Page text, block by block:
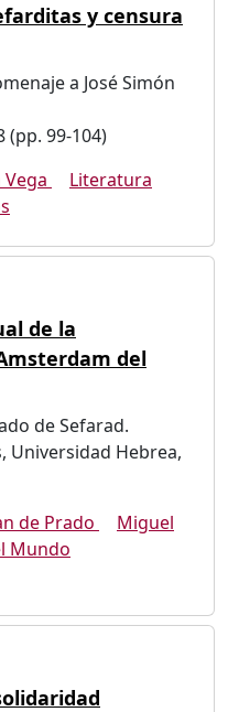
y censura
a José Simón
(pp. 99-104)
Vega
Literatura
de la
del
de Sefarad.
Universidad Hebrea,
de Prado
Miguel
Mundo